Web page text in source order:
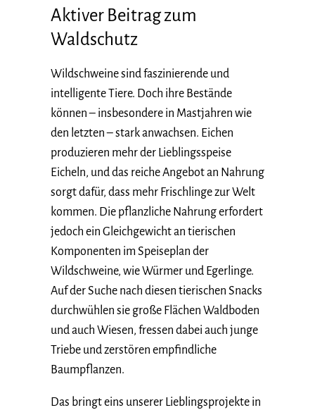
Aktiver Beitrag zum
Waldschutz
Wildschweine sind faszinierende und
intelligente Tiere. Doch ihre Bestände
können – insbesondere in Mastjahren wie
den letzten – stark anwachsen. Eichen
produzieren mehr der Lieblingsspeise
Eicheln, und das reiche Angebot an Nahrung
sorgt dafür, dass mehr Frischlinge zur Welt
kommen. Die pflanzliche Nahrung erfordert
jedoch ein Gleichgewicht an tierischen
Komponenten im Speiseplan der
Wildschweine, wie Würmer und Egerlinge.
Auf der Suche nach diesen tierischen Snacks
durchwühlen sie große Flächen Waldboden
und auch Wiesen, fressen dabei auch junge
Triebe und zerstören empfindliche
Baumpflanzen.
Das bringt eins unserer Lieblingsprojekte in